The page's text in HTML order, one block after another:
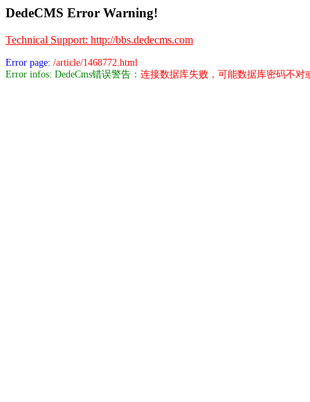
DedeCMS Error Warning!
Technical Support: http://bbs.dedecms.com
Error page: /article/1468772.html
Error infos: DedeCms错误警告： 连接数据库失败，可能数据库密码不对